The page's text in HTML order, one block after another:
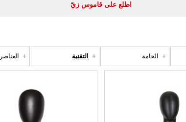
اطلع على قاموس زيّ
الخامة التقنية